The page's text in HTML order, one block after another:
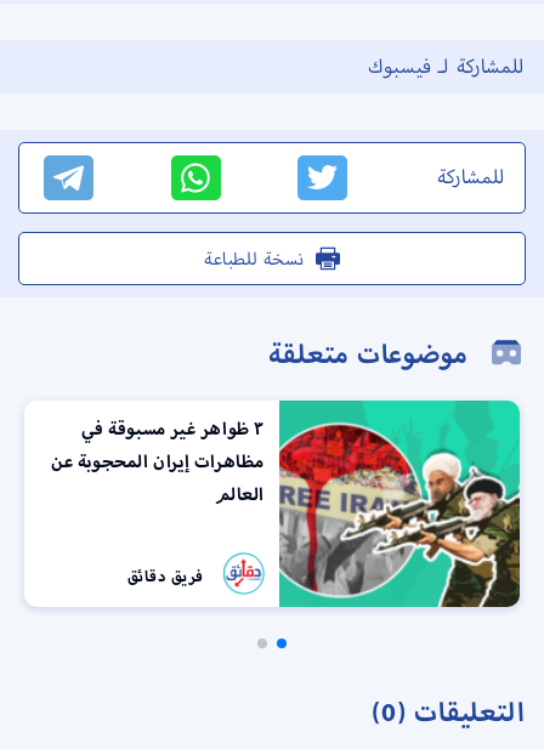
للمشاركة لـ فيسبوك
للمشاركة
نسخة للطباعة
موضوعات متعلقة
٣ ظواهر غير مسبوقة في
مظاهرات إيران المحجوبة عن
العالم
فريق دقائق
التعليقات (0)